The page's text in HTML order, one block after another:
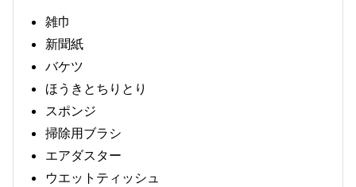
雑巾
新聞紙
バケツ
ほうきとちりとり
スポンジ
掃除用ブラシ
エアダスター
ウエットティッシュ